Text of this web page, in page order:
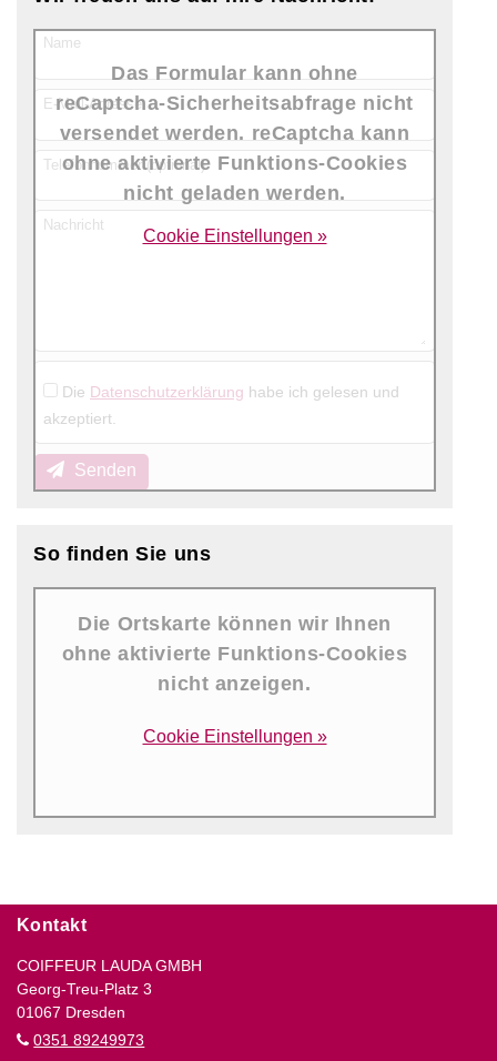
Name
E-Mail-Adresse
Telefonnummer (optional)
Nachricht
Die Datenschutzerklärung habe ich gelesen und
akzeptiert.
Senden
Das Formular kann ohne
reCaptcha-Sicherheitsabfrage nicht
versendet werden. reCaptcha kann
ohne aktivierte Funktions-Cookies
nicht geladen werden.
Cookie Einstellungen »
So finden Sie uns
Die Ortskarte können wir Ihnen
ohne aktivierte Funktions-Cookies
nicht anzeigen.
Cookie Einstellungen »
Kontakt
COIFFEUR LAUDA GMBH
Georg-Treu-Platz 3
01067 Dresden
0351 89249973